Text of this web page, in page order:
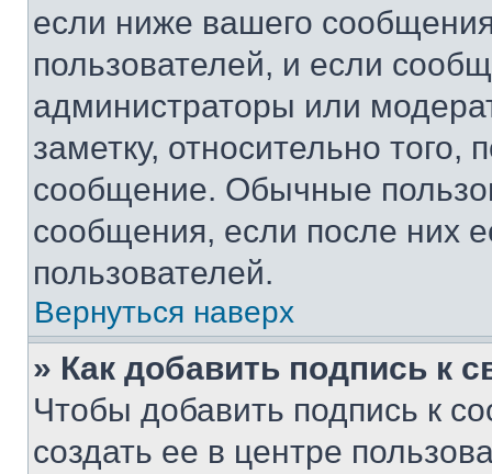
если ниже вашего
пользователей, и если
администраторы или
заметку, относительно
сообщение. Обычные
сообщения, если после них
пользователей.
Вернуться наверх
» Как добавить подпись к
Чтобы добавить подпись к
создать ее в центре